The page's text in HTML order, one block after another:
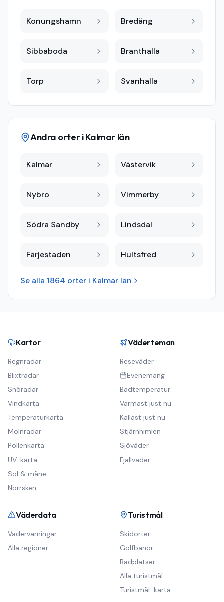
Konungshamn Bredäng
Sibbaboda Branthalla
Torp Svanhalla
Andra orter iKalmar län
Kalmar Västervik
Nybro Vimmerby
Södra Sandby Lindsdal
Färjestaden Hultsfred
Se alla 1864 orter i Kalmar län
Kartor
Regnradar
Blixtradar
Snöradar
Vindkarta
Temperaturkarta
Molnradar
Pollenkarta
UV-karta
Sol & måne
Norrsken
Väderteman
Reseväder
Evenemang
Badtemperatur
Varmast just nu
Kallast just nu
Stjärnhimlen
Sjöväder
Fjällväder
Väderdata
Vädervarningar
Alla regioner
Turistmål
Skidorter
Golfbanor
Badplatser
Alla turistmål
Turistmål-karta